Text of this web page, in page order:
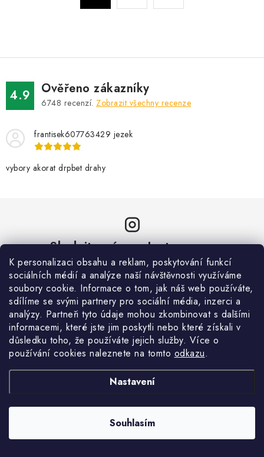
K personalizaci obsahu a reklam, poskytování funkcí
sociálních médií a analýze naší návštěvnosti využíváme
soubory cookie. Informace o tom, jak náš web používáte,
sdílíme se svými partnery pro sociální média, inzerci a
analýzy. Partneři tyto údaje mohou zkombinovat s dalšími
informacemi, které jste jim poskytli nebo které získali v
důsledku toho, že používáte jejich služby. Více o
používání cookies naleznete na tomto odkazu.
Nastavení
Souhlasím
p
v
k
v
ý
p
k
v
á
n
4.9 Ověřeno zákazníky
6748 recenzí. Zobrazit všechny recenze
frantisek607763429 jezek
vybory akorat drpbet drahy
Sledujte nás na Instagramu
ZOBRAZIT PROFIL
Aktuální novinky a akce na váš e-mail